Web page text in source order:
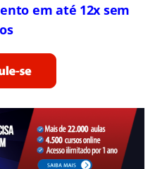
em até 12x sem